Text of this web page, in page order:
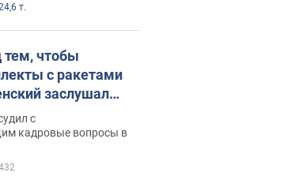
т.
тем, чтобы
с ракетами
заслушал
и объявил о
с
кадровые вопросы в